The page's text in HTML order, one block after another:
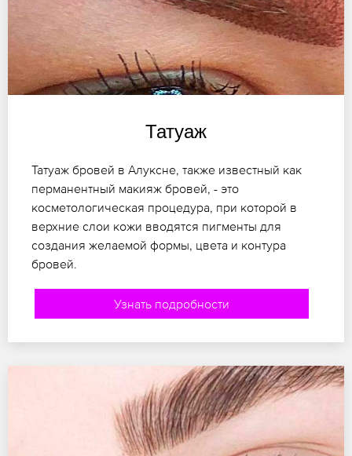
Татуаж
Татуаж бровей в Алуксне, также известный как
перманентный макияж бровей, - это
косметологическая процедура, при которой в
верхние слои кожи вводятся пигменты для
создания желаемой формы, цвета и контура
бровей.
Узнать подробности